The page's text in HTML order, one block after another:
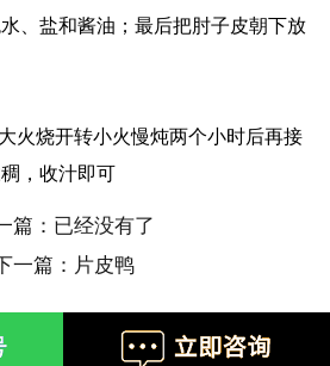
、盐和酱油；最后把肘子皮朝下放
火烧开转小火慢炖两个小时后再接
，收汁即可
篇：已经没有了
一篇：片皮鸭